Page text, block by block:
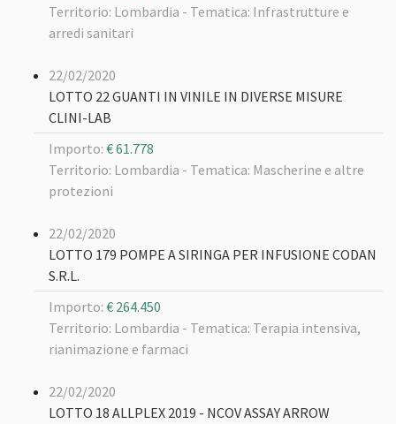
Territorio: Lombardia - Tematica: Infrastrutture e
arredi sanitari
22/02/2020
LOTTO 22 GUANTI IN VINILE IN DIVERSE MISURE
CLINI-LAB
Importo: € 61.778
Territorio: Lombardia - Tematica: Mascherine e altre
protezioni
22/02/2020
LOTTO 179 POMPE A SIRINGA PER INFUSIONE CODAN
S.R.L.
Importo: € 264.450
Territorio: Lombardia - Tematica: Terapia intensiva,
rianimazione e farmaci
22/02/2020
LOTTO 18 ALLPLEX 2019 - NCOV ASSAY ARROW